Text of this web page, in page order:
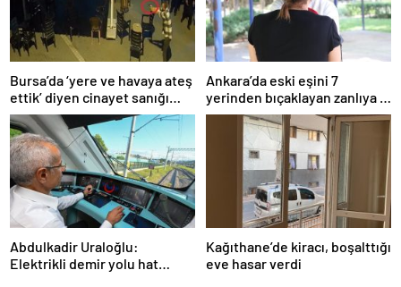
Bursa’da ‘yere ve havaya ateş
ettik’ diyen cinayet sanığı
kardeşlere indirimsiz
müebbet hapis
Ankara’da eski eşini 7
yerinden bıçaklayan zanlıya 9
ayda tahliye
Abdulkadir Uraloğlu:
Elektrikli demir yolu hat
Kağıthane’de kiracı, boşalttığı
eve hasar verdi